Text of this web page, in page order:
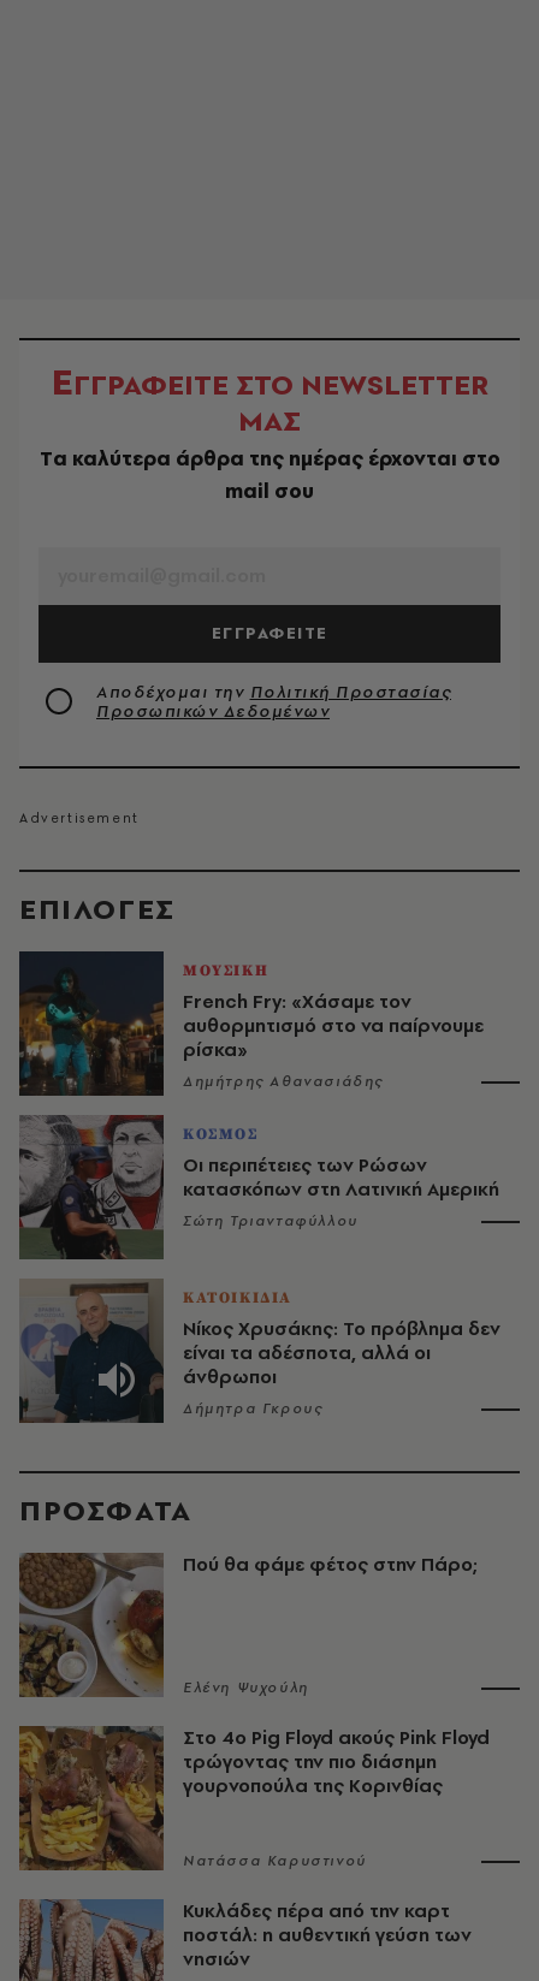
EΠΙΛΟΓΈΣ
ΜΟΥΣΙΚΗ
French Fry: «Χάσαμε τον
αυθορμητισμό στο να παίρνουμε
ρίσκα»
Δημήτρης Αθανασιάδης
ΚΟΣΜΟΣ
Οι περιπέτειες των Ρώσων
κατασκόπων στη Λατινική Αμερική
Σώτη Τριανταφύλλου
ΚΑΤΟΙΚΙΔΙΑ
Νίκος Χρυσάκης: Το πρόβλημα δεν
είναι τα αδέσποτα, αλλά οι
άνθρωποι
Δήμητρα Γκρους
ΕΓΓΡΑΦΕΙΤΕ ΣΤΟ NEWSLETTER
ΜΑΣ
Tα καλύτερα άρθρα της ημέρας έρχονται στο
mail σου
ΕΓΓΡΑΦΕΙΤΕ
Αποδέχομαι την Πολιτική Προστασίας
Προσωπικών Δεδομένων
ΠΡΟΣΦΑΤΑ
Πού θα φάμε φέτος στην Πάρο;
Ελένη Ψυχούλη
Στο 4ο Pig Floyd ακούς Pink Floyd
τρώγοντας την πιο διάσημη
γουρνοπούλα της Κορινθίας
Νατάσσα Καρυστινού
Κυκλάδες πέρα από την καρτ
ποστάλ: η αυθεντική γεύση των
νησιών